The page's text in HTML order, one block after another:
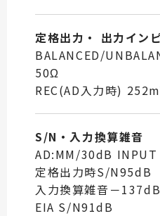
定格出力・ 出力イン
BALANCED/
50Ω
REC(AD入力時)
S/N・入力換算雑音
AD:MM/30dB INPUT
定格出力時S/N95dB
入力換算雑音－
EIA S/N91dB